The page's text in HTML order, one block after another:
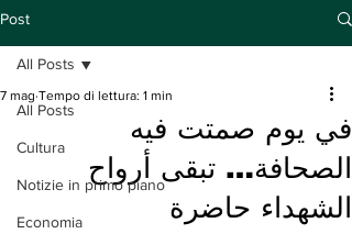
Post
All Posts
Cultura
Notizie in primo piano
Economia
All Posts
في يوم صمتت فيه
الصحافة… تبقى أرواح
الشهداء حاضرة
7 mag Tempo di lettura: 1 min